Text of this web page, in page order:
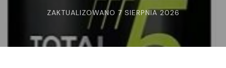
ZAKTUALIZOWANO 7 SIERPNIA 2026